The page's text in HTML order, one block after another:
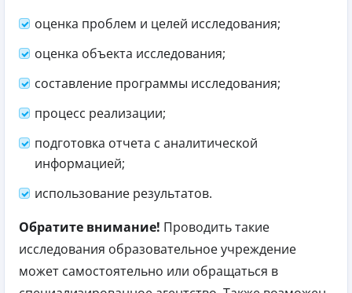
оценка проблем и целей исследования;
оценка объекта исследования;
составление программы исследования;
процесс реализации;
подготовка отчета с аналитической
информацией;
использование результатов.
Обратите внимание! Проводить такие
исследования образовательное учреждение
может самостоятельно или обращаться в